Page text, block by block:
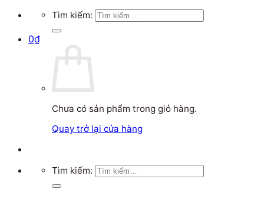
Tìm kiếm:
0₫
Chưa có sản phẩm trong giỏ hàng.
Quay trở lại cửa hàng
Tìm kiếm: